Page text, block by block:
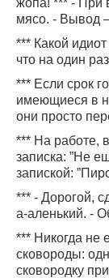
жопа! *** - При
мясо. - Вывод
*** Какой
что на один
*** Если срок
имеющиеся в
они просто
*** На работе,
записка: ”Не
запиской:
*** - Дорогой,
а-аленький. -
*** Никогда не
сковороды:
сковородку